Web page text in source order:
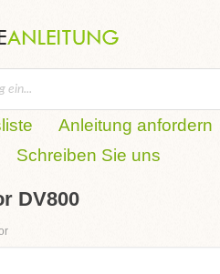
Anleitung anfordern
Schreiben Sie uns
DV800